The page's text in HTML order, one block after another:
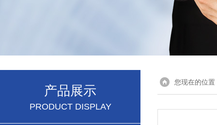
产品展示
PRODUCT DISPLAY
您现在的位置